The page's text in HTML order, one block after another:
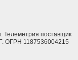
Телеметрия поставщик
ОГРН 1187536004215